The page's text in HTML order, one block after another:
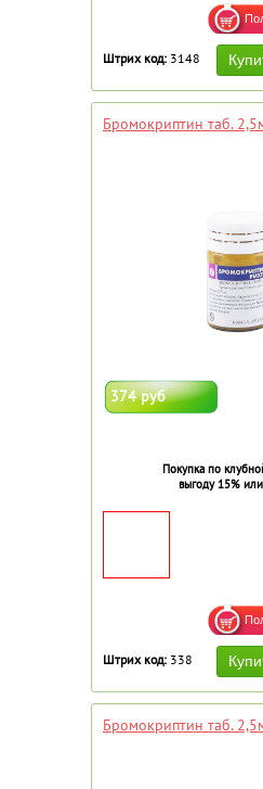
Штрих код: 3148
Бромокриптин таб.
374 руб
Покупка по
выгоду 15%
Штрих код: 338
Бромокриптин таб.